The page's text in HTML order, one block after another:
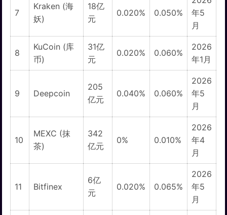
7
Kraken (海
妖)
18亿
元
0.020% 0.050%
年5
月
8
KuCoin (库
币)
31亿
元
0.020% 0.060%
2026
年1月
9 Deepcoin
205
亿元
0.040% 0.060%
2026
年5
月
10
MEXC (抹
茶)
342
亿元
0% 0.010%
2026
年4
月
11 Bitfinex
6亿
元
0.020% 0.065%
2026
年5
月